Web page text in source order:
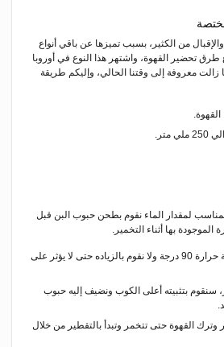
والإقبال من الكثير، بسبب تميزها عن باقي أنواع
طرق تحضير القهوة، واشتهر هذا النوع في أوروبا
معروفة إلى وقتنا الحالي، وإليكم طريقة
متر.
لمقدار الماء نقوم بطحن حبوب البن قبل
بها أثناء التخمير.
نقوم بغلي الماء على درجة حرارة 90 درجة ولا نقوم بالزياده حتى لا يؤثر على
سنقوم بتثبيته أعلى الكوب ونضيف إليه حبوب
وترك القهوة حتى تتخمر وتبدأ بالتقطير من خلال